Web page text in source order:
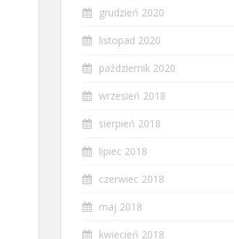
grudzień 2020
listopad 2020
październik 2020
wrzesień 2018
sierpień 2018
lipiec 2018
czerwiec 2018
maj 2018
kwiecień 2018